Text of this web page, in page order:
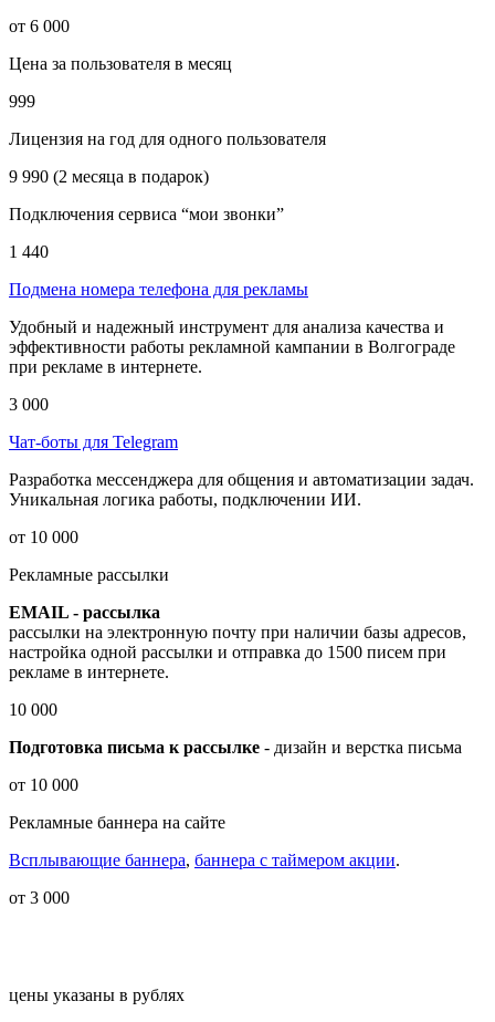
от 6 000
Цена за пользователя в месяц
999
Лицензия на год для одного пользователя
9 990 (2 месяца в подарок)
Подключения сервиса “мои звонки”
1 440
Подмена номера телефона для рекламы
Удобный и надежный инструмент для анализа качества и
эффективности работы рекламной кампании в Волгограде
при рекламе в интернете.
3 000
Чат-боты для Telegram
Разработка мессенджера для общения и автоматизации задач.
Уникальная логика работы, подключении ИИ.
от 10 000
Рекламные рассылки
EMAIL - рассылка
рассылки на электронную почту при наличии базы адресов,
настройка одной рассылки и отправка до 1500 писем при
рекламе в интернете.
10 000
Подготовка письма к рассылке - дизайн и верстка письма
от 10 000
Рекламные баннера на сайте
Всплывающие баннера, баннера с таймером акции.
от 3 000
цены указаны в рублях